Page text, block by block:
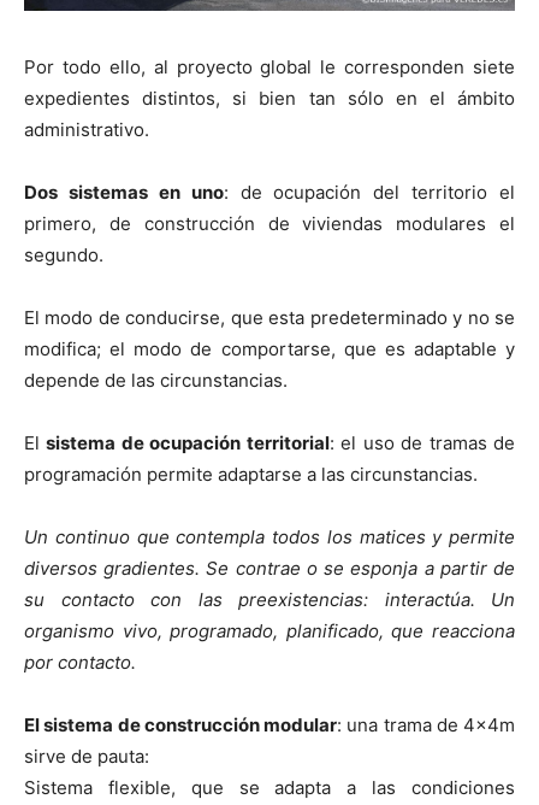
Por todo ello, al proyecto global le corresponden siete
expedientes distintos, si bien tan sólo en el ámbito
administrativo.
Dos sistemas en uno: de ocupación del territorio el
primero, de construcción de viviendas modulares el
segundo.
El modo de conducirse, que esta predeterminado y no se
modifica; el modo de comportarse, que es adaptable y
depende de las circunstancias.
Elsistema de ocupación territorial: el uso de tramas de
programación permite adaptarse a las circunstancias.
Un continuo que contempla todos los matices y permite
diversos gradientes. Se contrae o se esponja a partir de
su contacto con las preexistencias: interactúa. Un
organismo vivo, programado, planificado, que reacciona
por contacto.
El sistema de construcción modular: una trama de 4x4m
sirve de pauta:
Sistema flexible, que se adapta a las condiciones